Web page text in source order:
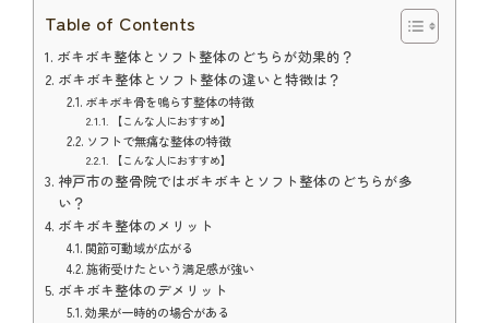
Table of Contents
ボキボキ整体とソフト整体のどちらが効果的？
ボキボキ整体とソフト整体の違いと特徴は？
ボキボキ骨を鳴らす整体の特徴
【こんな人におすすめ】
ソフトで無痛な整体の特徴
【こんな人におすすめ】
神戸市の整骨院ではボキボキとソフト整体のどちらが多
い？
ボキボキ整体のメリット
関節可動域が広がる
施術受けたという満足感が強い
ボキボキ整体のデメリット
効果が一時的の場合がある